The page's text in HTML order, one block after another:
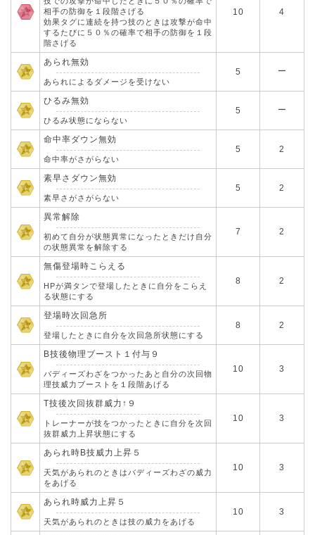
相手の防御を１段階さげる
効果タグに連続を持つ技のときは攻撃が命中
するたびに５０％の確率で相手の防御を１段
階さげる
10 4
あられ無効
あられによるダメージを受けない
5 ー
ひるみ無効
ひるみ状態にならない
5 ー
命中率ダウン無効
命中率がさがらない
5 2
素早さダウン無効
素早さがさがらない
5 2
異常解除
初めて自分が状態異常になったときだけ自分
の状態異常を解除する
7 2
無傷登場時こらえる
HPが満タンで登場したときに自分をこらえ
る状態にする
8 2
登場時次回急所
登場したときに自分を次回急所状態にする
8 2
B技後物理ブースト１付与９
バディーズわざをつかったあと自分の次回物
理技威力ブーストを１段階あげる
10 3
T技後次回抜群威力↑９
トレーナーが技をつかったときに自分を次回
抜群威力上昇状態にする
10 3
あられ時B技威力上昇５
天気があられのときはバディーズわざの威力
をあげる
10 3
あられ時威力上昇５
天気があられのときは技の威力をあげる
10 3